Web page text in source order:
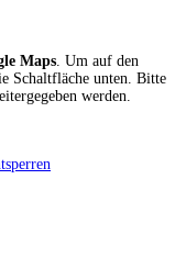
Maps. Um auf den
Schaltfläche unten. Bitte
werden.